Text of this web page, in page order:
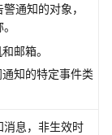
通知的对象，
邮箱。
知的特定事件类
消息，非生效时